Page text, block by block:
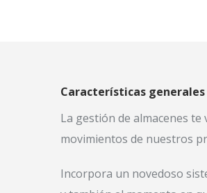
Características generales
La gestión de almacenes
movimientos de nuestros
Incorpora un novedoso